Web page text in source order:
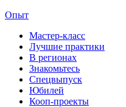
Опыт
Мастер-класс
Лучшие практики
В регионах
Знакомьтесь
Спецвыпуск
Юбилей
Кооп-проекты